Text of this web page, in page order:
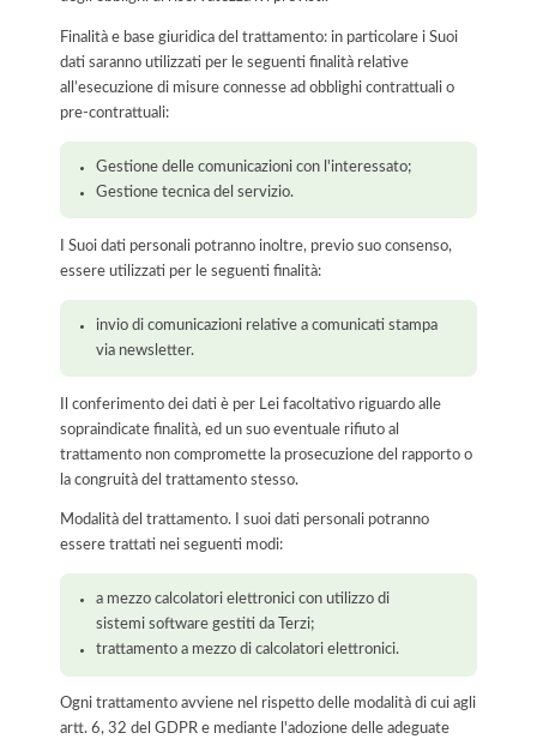
Finalità e base giuridica del trattamento: in particolare i Suoi
dati saranno utilizzati per le seguenti finalità relative
all’esecuzione di misure connesse ad obblighi contrattuali o
pre-contrattuali:
Gestione delle comunicazioni con l'interessato;
Gestione tecnica del servizio.
I Suoi dati personali potranno inoltre, previo suo consenso,
essere utilizzati per le seguenti finalità:
invio di comunicazioni relative a comunicati stampa
via newsletter.
Il conferimento dei dati è per Lei facoltativo riguardo alle
sopraindicate finalità, ed un suo eventuale rifiuto al
trattamento non compromette la prosecuzione del rapporto o
la congruità del trattamento stesso.
Modalità del trattamento. I suoi dati personali potranno
essere trattati nei seguenti modi:
a mezzo calcolatori elettronici con utilizzo di
sistemi software gestiti da Terzi;
trattamento a mezzo di calcolatori elettronici.
Ogni trattamento avviene nel rispetto delle modalità di cui agli
artt. 6, 32 del GDPR e mediante l'adozione delle adeguate